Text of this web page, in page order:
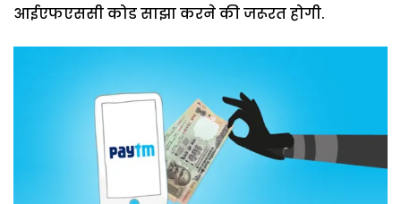
आईएफएससी कोड साझा करने की जरूरत होगी.